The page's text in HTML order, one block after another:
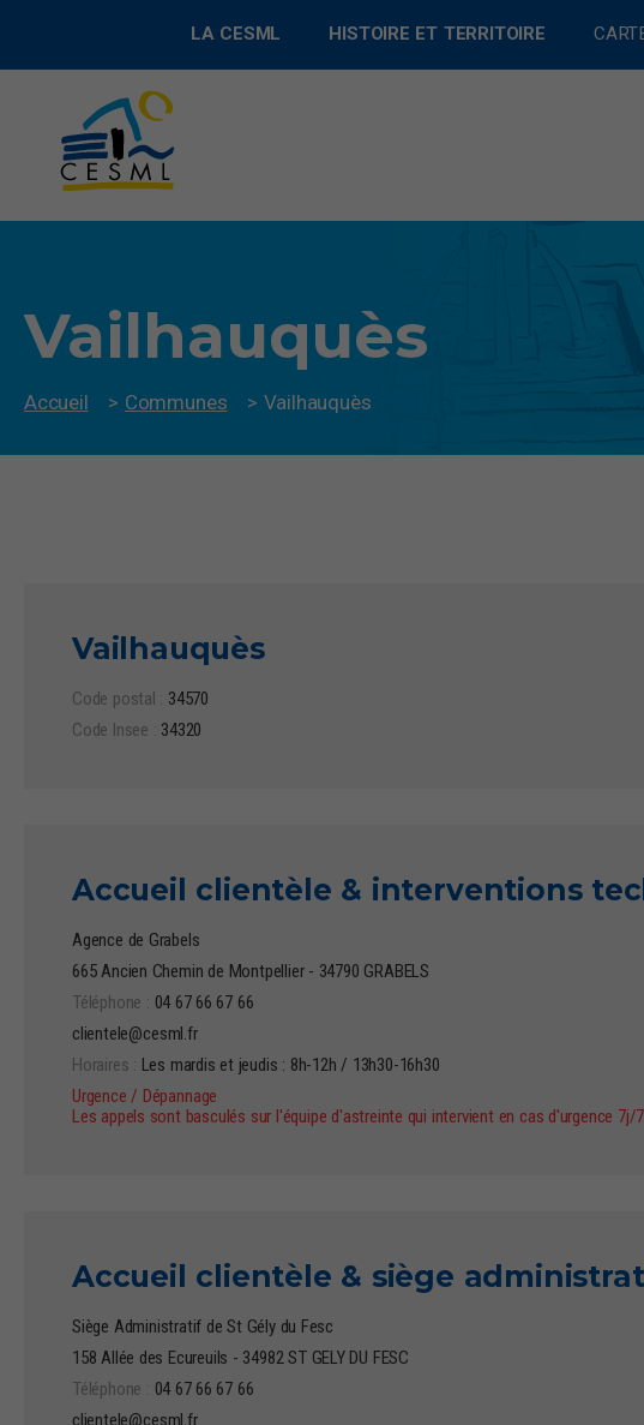
LA CESML HISTOIRE ET TERRITOIRE
Vailhauquès
Accueil > Communes > Vailhauquès
Vailhauquès
Code postal : 34570
Code Insee : 34320
Accueil clientèle & interventions
Agence de Grabels
665 Ancien Chemin de Montpellier - 34790 GRABELS
Téléphone : 04 67 66 67 66
clientele@cesml.fr
Horaires : Les mardis et jeudis : 8h-12h / 13h30-16h30
Urgence / Dépannage
Les appels sont basculés sur l'équipe d'astreinte qui intervient en cas d'urgence 7j/
Accueil clientèle & siège
Siège Administratif de St Gély du Fesc
158 Allée des Ecureuils - 34982 ST GELY DU FESC
Téléphone : 04 67 66 67 66
clientele@cesml.fr